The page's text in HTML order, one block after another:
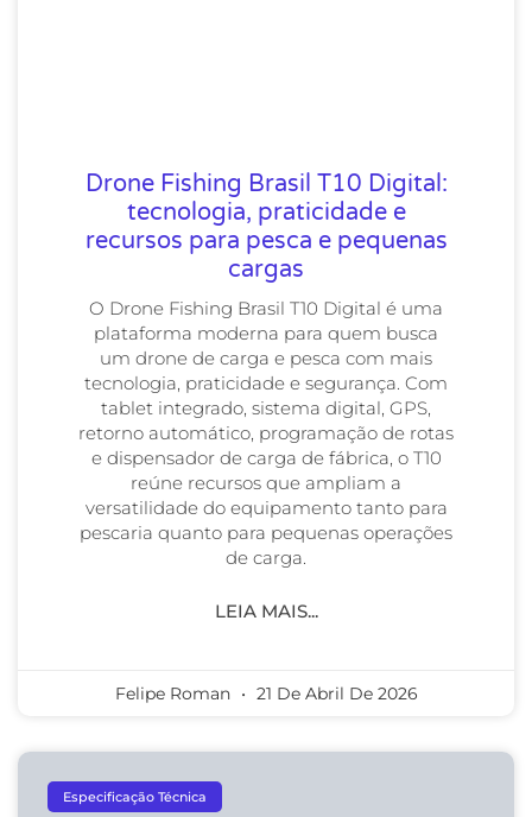
Drone Fishing Brasil T10 Digital:
tecnologia, praticidade e
recursos para pesca e pequenas
cargas
O Drone Fishing Brasil T10 Digital é uma
plataforma moderna para quem busca
um drone de carga e pesca com mais
tecnologia, praticidade e segurança. Com
tablet integrado, sistema digital, GPS,
retorno automático, programação de rotas
e dispensador de carga de fábrica, o T10
reúne recursos que ampliam a
versatilidade do equipamento tanto para
pescaria quanto para pequenas operações
de carga.
LEIA MAIS...
Felipe Roman 21 De Abril De 2026
Especificação Técnica